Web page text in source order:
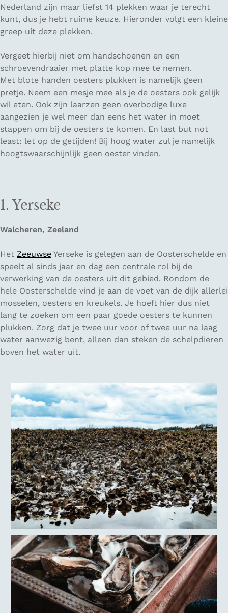
Nederland zijn maar liefst 14 plekken waar je terecht
kunt, dus je hebt ruime keuze. Hieronder volgt een kleine
greep uit deze plekken.
Vergeet hierbij niet om handschoenen en een
schroevendraaier met platte kop mee te nemen.
Met blote handen oesters plukken is namelijk geen
pretje. Neem een mesje mee als je de oesters ook gelijk
wil eten. Ook zijn laarzen geen overbodige luxe
aangezien je wel meer dan eens het water in moet
stappen om bij de oesters te komen. En last but not
least: let op de getijden! Bij hoog water zul je namelijk
hoogtswaarschijnlijk geen oester vinden.
1. Yerseke
Walcheren, Zeeland
Het Zeeuwse Yerseke is gelegen aan de Oosterschelde en
speelt al sinds jaar en dag een centrale rol bij de
verwerking van de oesters uit dit gebied. Rondom de
hele Oosterschelde vind je aan de voet van de dijk allerlei
mosselen, oesters en kreukels. Je hoeft hier dus niet
lang te zoeken om een paar goede oesters te kunnen
plukken. Zorg dat je twee uur voor of twee uur na laag
water aanwezig bent, alleen dan steken de schelpdieren
boven het water uit.